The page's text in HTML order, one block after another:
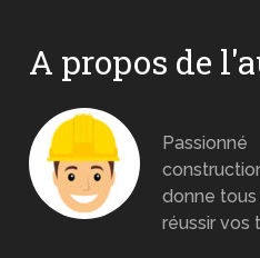
A propos de
donne
réussir vos